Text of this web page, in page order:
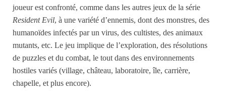
joueur est confronté, comme dans les autres jeux de la série
Resident Evil, à une variété d’ennemis, dont des monstres, des
humanoïdes infectés par un virus, des cultistes, des animaux
mutants, etc. Le jeu implique de l’exploration, des résolutions
de puzzles et du combat, le tout dans des environnements
hostiles variés (village, château, laboratoire, île, carrière,
chapelle, et plus encore).